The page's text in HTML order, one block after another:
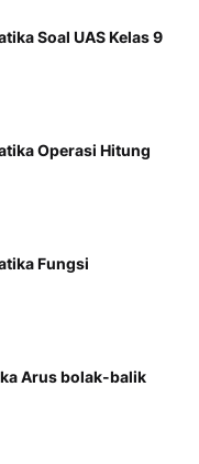
Soal UAS Kelas 9
Operasi Hitung
Fungsi
Arus bolak-balik